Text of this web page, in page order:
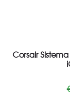
Corsair